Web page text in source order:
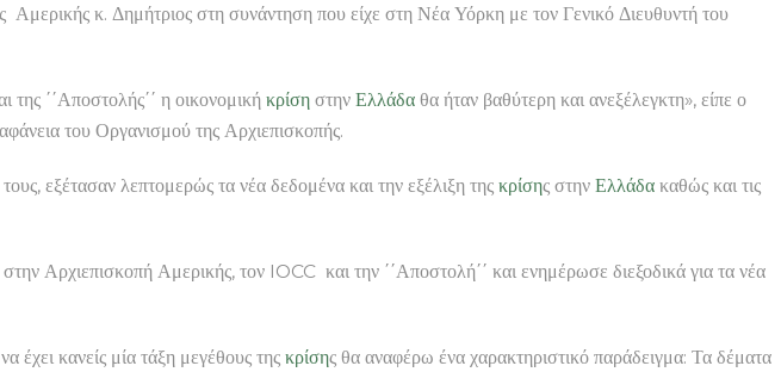
κ. Δημήτριος στη συνάντηση που είχε στη Νέα Υόρκη με τον Γενικό Διευθυντή του
΄΄Αποστολής΄΄ η οικονομική κρίση στην Ελλάδα θα ήταν βαθύτερη και ανεξέλεγκτη», είπε ο
του Οργανισμού της Αρχιεπισκοπής.
εξέτασαν λεπτομερώς τα νέα δεδομένα και την εξέλιξη της κρίσης στην Ελλάδα καθώς και τις
Αρχιεπισκοπή Αμερικής, τον IOCC και την ΄΄Αποστολή΄΄ και ενημέρωσε διεξοδικά για τα νέα
έχει κανείς μία τάξη μεγέθους της κρίσης θα αναφέρω ένα χαρακτηριστικό παράδειγμα: Τα δέματα